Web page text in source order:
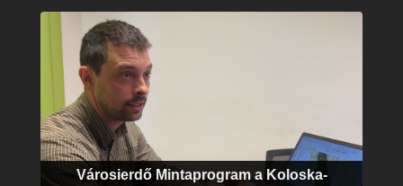
Városierdő Mintaprogram a Koloska-